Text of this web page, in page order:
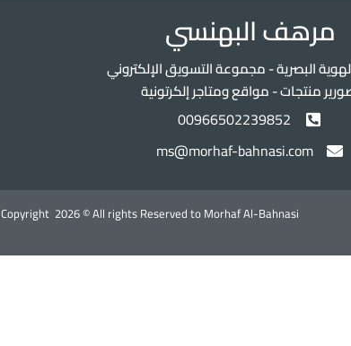
مرهف البهنسي
البصرية - مجموعة التسويق الإلكتروني
منتجات - مواقع ومتاجر إلكرتونية
00966502239852
ms@morhaf-bahnasi.com
Copyright 2026 © All rights Reserved to Morhaf Al-Bahnasi